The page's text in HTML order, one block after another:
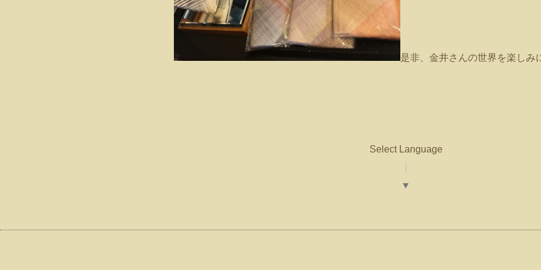
是非、金井さんの世界を楽しみ
Select Language
▼